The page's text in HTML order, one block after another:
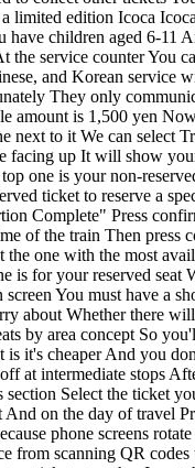
limited edition Icoca
children aged 6-11
service counter You
and Korean
They only
amount is 1,500 yen
next to it We can select